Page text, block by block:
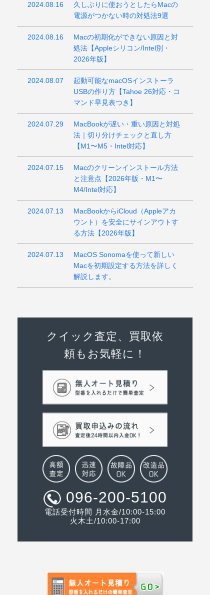
2024.08.16
久しぶりに使おうとしたらMacの
電源がつかない時の対処法9選
2024.08.16
Macの初期化ができない原因と対
処法【Appleシリコン/Intel別・
2026年版】
2024.08.07
起動可能なmacOSインストーラ
USBの作り方【Tahoe 26対応・コ
マンド早見表つき】
2024.07.29
MacBookが遅い・重い原因と対処
法｜切り分けチェックと直し方
【M1〜M5・Intel対応】
2024.07.15
Macのクリーンインストール方法
と注意点【2026年版・M1〜
M4/Intel対応】
2024.07.13
MacBookからiCloud（Appleアカ
ウント）を安全にサインアウトす
る方法【2026年版】
2024.07.13
MacOS Sonomaを使って新しい
Macを初期設定する方法を詳しく
解説します。
クイック査定、買取依
頼もお気軽に！
096-200-5100
電話受付時間 月水金/10:00-15:00
火木土/10:00-17:00